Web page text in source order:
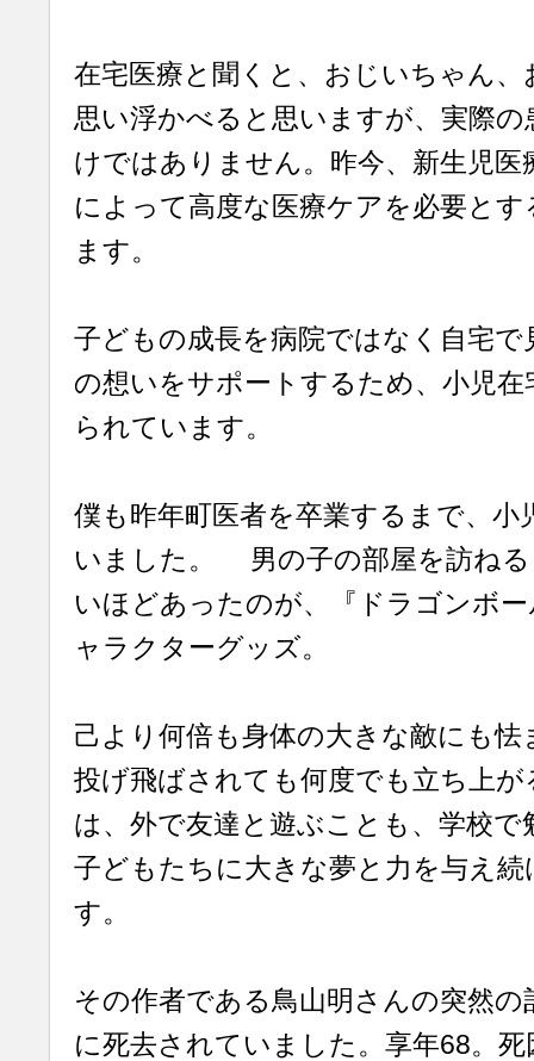
在宅医療と聞くと、おじいちゃん
思い浮かべると思いますが、実際
けではありません。昨今、新生児医
によって高度な医療ケアを必要と
ます。
子どもの成長を病院ではなく自宅で
の想いをサポートするため、小児在
られています。
僕も昨年町医者を卒業するまで、小
いました。 男の子の部屋を訪ねる
いほどあったのが、『ドラゴンボ
ャラクターグッズ。
己より何倍も身体の大きな敵にも
投げ飛ばされても何度でも立ち上が
は、外で友達と遊ぶことも、学校
子どもたちに大きな夢と力を与え
す。
その作者である鳥山明さんの突然の
に死去されていました。享年68。